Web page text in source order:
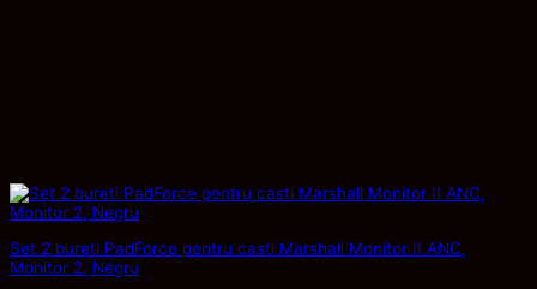
Set 2 bureti PadForce pentru casti Marshall Monitor II ANC,
Monitor 2, Negru